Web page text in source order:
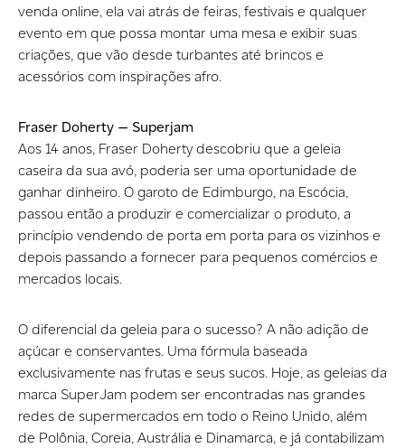
venda online, ela vai atrás de feiras, festivais e qualquer
evento em que possa montar uma mesa e exibir suas
criações, que vão desde turbantes até brincos e
acessórios com inspirações afro.
Fraser Doherty — Superjam
Aos 14 anos, Fraser Doherty descobriu que a geleia
caseira da sua avó, poderia ser uma oportunidade de
ganhar dinheiro. O garoto de Edimburgo, na Escócia,
passou então a produzir e comercializar o produto, a
princípio vendendo de porta em porta para os vizinhos e
depois passando a fornecer para pequenos comércios e
mercados locais.
O diferencial da geleia para o sucesso? A não adição de
açúcar e conservantes. Uma fórmula baseada
exclusivamente nas frutas e seus sucos. Hoje, as geleias da
marca SuperJam podem ser encontradas nas grandes
redes de supermercados em todo o Reino Unido, além
de Polônia, Coreia, Austrália e Dinamarca, e já contabilizam